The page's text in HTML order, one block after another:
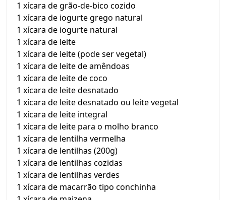
1 xícara de grão-de-bico cozido
1 xícara de iogurte grego natural
1 xícara de iogurte natural
1 xícara de leite
1 xícara de leite (pode ser vegetal)
1 xícara de leite de amêndoas
1 xícara de leite de coco
1 xícara de leite desnatado
1 xícara de leite desnatado ou leite vegetal
1 xícara de leite integral
1 xícara de leite para o molho branco
1 xícara de lentilha vermelha
1 xícara de lentilhas (200g)
1 xícara de lentilhas cozidas
1 xícara de lentilhas verdes
1 xícara de macarrão tipo conchinha